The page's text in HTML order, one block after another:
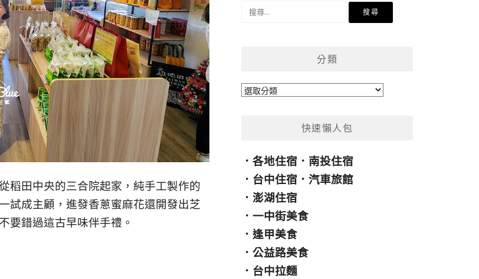
稻田中央的三合院起家，純手工製作的
試成主顧，進發香蔥蜜麻花還開發出芝
不要錯過這古早味伴手禮。
分類
分
快速懶人包
．各地住宿 ． 南投住宿
． 台中住宿 ．汽車旅館
．澎湖住宿
．一中街美食
．逢甲美食
．公益路美食
． 台中拉麵